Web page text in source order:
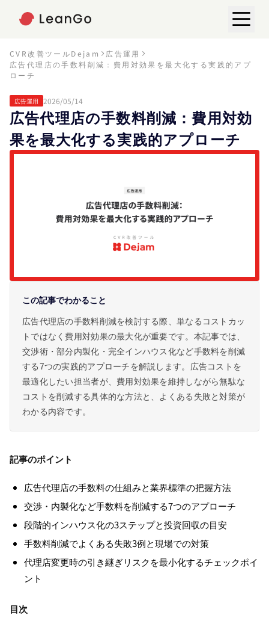
CVR改善ツールDejam
広告運用
広告代理店の手数料削減：費用対効果を最大化する実践的アプ
ローチ
広告運用 2026/05/14
広告代理店の手数料削減：費用対効
果を最大化する実践的アプローチ
この記事でわかること
広告代理店の手数料削減を検討する際、単なるコストカッ
トではなく費用対効果の最大化が重要です。本記事では、
交渉術・部分内製化・完全インハウス化など手数料を削減
する7つの実践的アプローチを解説します。広告コストを
最適化したい担当者が、費用対効果を維持しながら無駄な
コストを削減する具体的な方法と、よくある失敗と対策が
わかる内容です。
記事のポイント
広告代理店の手数料の仕組みと業界標準の把握方法
交渉・内製化など手数料を削減する7つのアプローチ
段階的インハウス化の3ステップと投資回収の目安
手数料削減でよくある失敗3例と現場での対策
代理店変更時の引き継ぎリスクを最小化するチェックポイ
ント
目次